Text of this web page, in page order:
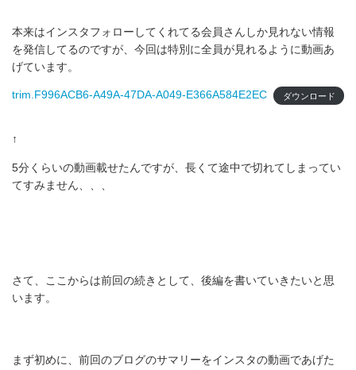
本来はインスタフォローしてくれてる会員さんしか見れない情報
を発信してるのですが、今回は特別に全員が見れるように動画あ
げています。
trim.F996ACB6-A49A-47DA-A049-E366A584E2EC ダウンロード
↑
5分くらいの動画載せたんですが、長くて途中で切れてしまってい
てすみません、、、
さて、ここからは前回の続きとして、後編を書いていきたいと思
います。
まず初めに、前回のブログのサマリーをインスタの動画であげた